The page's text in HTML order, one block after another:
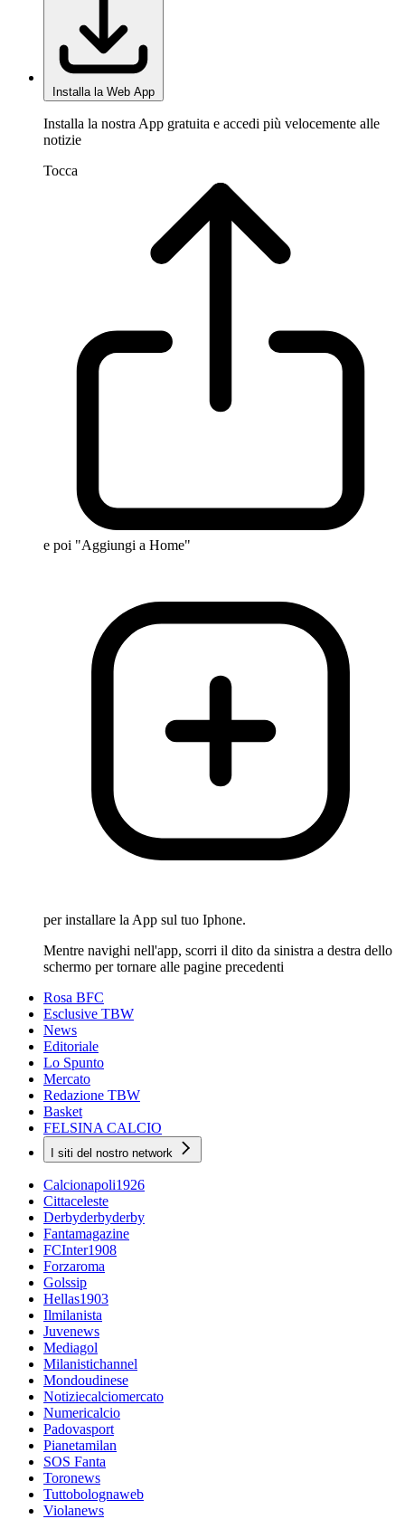
Installa la Web App
Installa la nostra App gratuita e accedi più velocemente alle
notizie
Tocca
e poi "Aggiungi a Home"
per installare la App sul tuo Iphone.
Mentre navighi nell'app, scorri il dito da sinistra a destra dello
schermo per tornare alle pagine precedenti
Rosa BFC
Esclusive TBW
News
Editoriale
Lo Spunto
Mercato
Redazione TBW
Basket
FELSINA CALCIO
I siti del nostro network
Calcionapoli1926
Cittaceleste
Derbyderbyderby
Fantamagazine
FCInter1908
Forzaroma
Golssip
Hellas1903
Ilmilanista
Juvenews
Mediagol
Milanistichannel
Mondoudinese
Notiziecalciomercato
Numericalcio
Padovasport
Pianetamilan
SOS Fanta
Toronews
Tuttobolognaweb
Violanews